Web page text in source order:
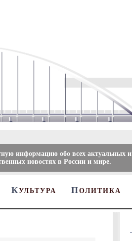
информацию обо всех актуальных
новостях в России и мире.
КУЛЬТУРА ПОЛИТИКА